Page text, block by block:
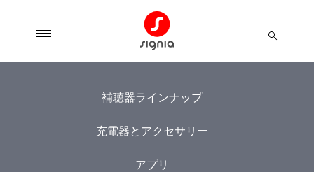
補聴器ラインナップ
充電器とアクセサリー
アプリ